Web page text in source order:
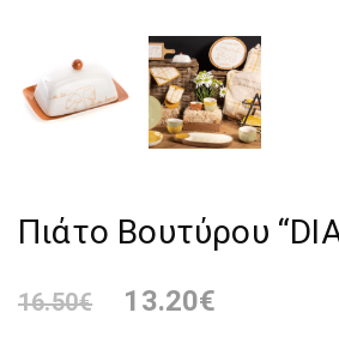
Πιάτο Βουτύρου
16.50€ 13.20€